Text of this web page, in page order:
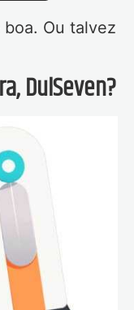
Ou talvez
DulSeven?